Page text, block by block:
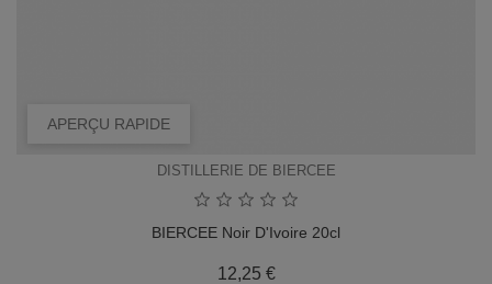
APERÇU RAPIDE
DISTILLERIE DE BIERCEE
BIERCEE Noir D'Ivoire 20cl
12,25 €Prix